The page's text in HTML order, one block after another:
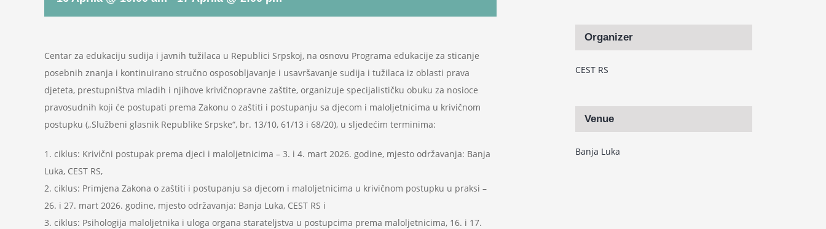
Centar za edukaciju sudija i javnih tužilaca u Republici Srpskoj, na osnovu Programa edukacije za sticanje
posebnih znanja i kontinuirano stručno osposobljavanje i usavršavanje sudija i tužilaca iz oblasti prava
djeteta, prestupništva mladih i njihove krivičnopravne zaštite, organizuje specijalističku obuku za nosioce
pravosudnih koji će postupati prema Zakonu o zaštiti i postupanju sa djecom i maloljetnicima u krivičnom
postupku („Službeni glasnik Republike Srpske“, br. 13/10, 61/13 i 68/20), u sljedećim terminima:
1. ciklus: Krivični postupak prema djeci i maloljetnicima – 3. i 4. mart 2026. godine, mjesto održavanja: Banja
Luka, CEST RS,
2. ciklus: Primjena Zakona o zaštiti i postupanju sa djecom i maloljetnicima u krivičnom postupku u praksi –
26. i 27. mart 2026. godine, mjesto održavanja: Banja Luka, CEST RS i
3. ciklus: Psihologija maloljetnika i uloga organa starateljstva u postupcima prema maloljetnicima, 16. i 17.
Organizer
CEST RS
Venue
Banja Luka